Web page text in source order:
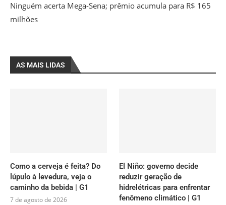
Ninguém acerta Mega-Sena; prêmio acumula para R$ 165
milhões
AS MAIS LIDAS
Como a cerveja é feita? Do
lúpulo à levedura, veja o
caminho da bebida | G1
7 de agosto de 2026
El Niño: governo decide
reduzir geração de
hidrelétricas para enfrentar
fenômeno climático | G1